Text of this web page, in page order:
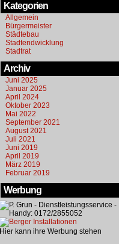
Kategorien
Allgemein
Bürgermeister
Städtebau
Stadtendwicklung
Stadtrat
Archiv
Juni 2025
Januar 2025
April 2024
Oktober 2023
Mai 2022
September 2021
August 2021
Juli 2021
Juni 2019
April 2019
März 2019
Februar 2019
Werbung
Hier kann ihre Werbung stehen